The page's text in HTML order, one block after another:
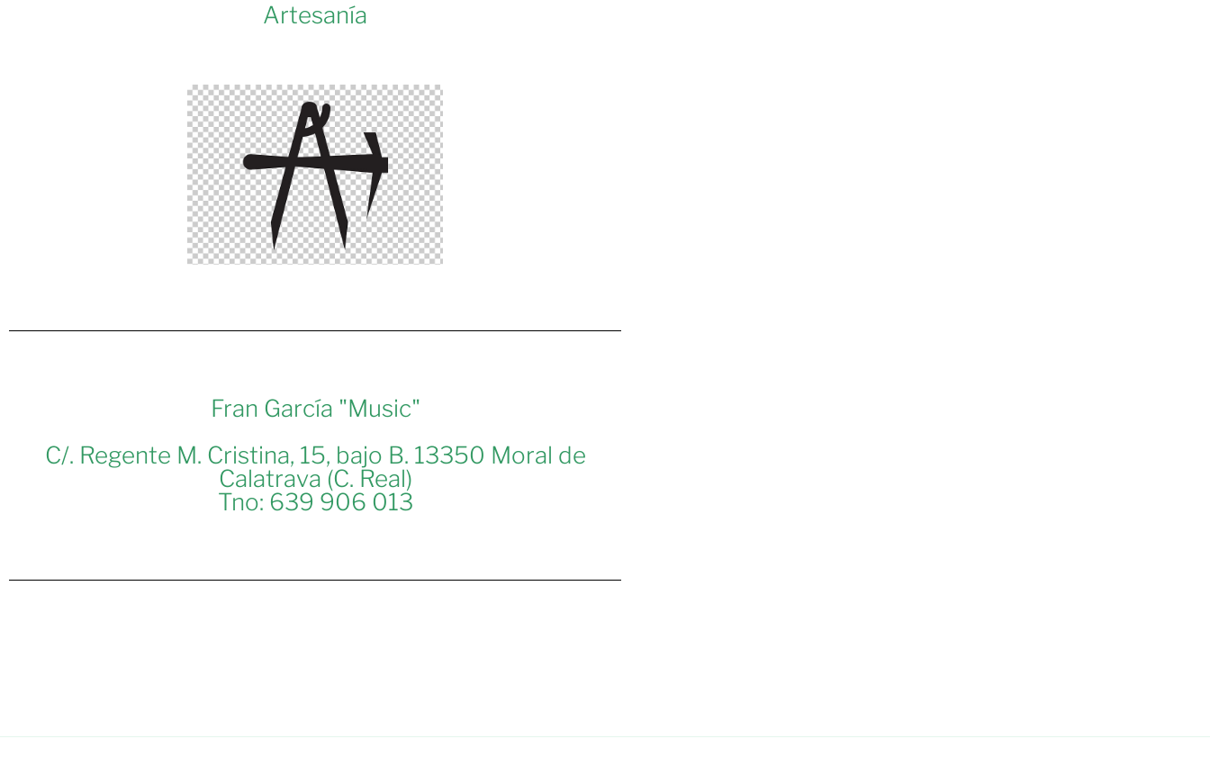
Artesanía
Fran García "Music"
C/. Regente M. Cristina, 15, bajo B. 13350 Moral de
Calatrava (C. Real)
Tno: 639 906 013